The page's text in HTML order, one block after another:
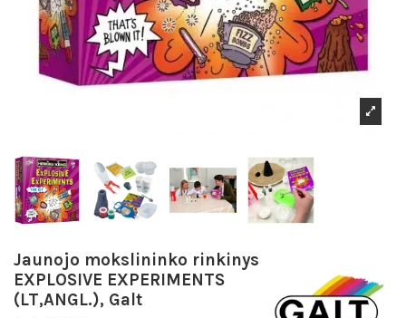
Jaunojo mokslininko rinkinys
EXPLOSIVE EXPERIMENTS
(LT,ANGL.), Galt